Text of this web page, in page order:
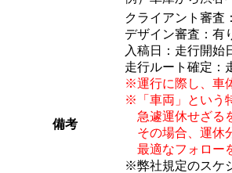
備考
クライアント審査
デザイン審査：有
入稿日：走行開始
走行ルート確定：
※運行に際し、車
※「車両」という
急遽運休せざる
その場合、運休
最適なフォロー
※弊社規定のスケ